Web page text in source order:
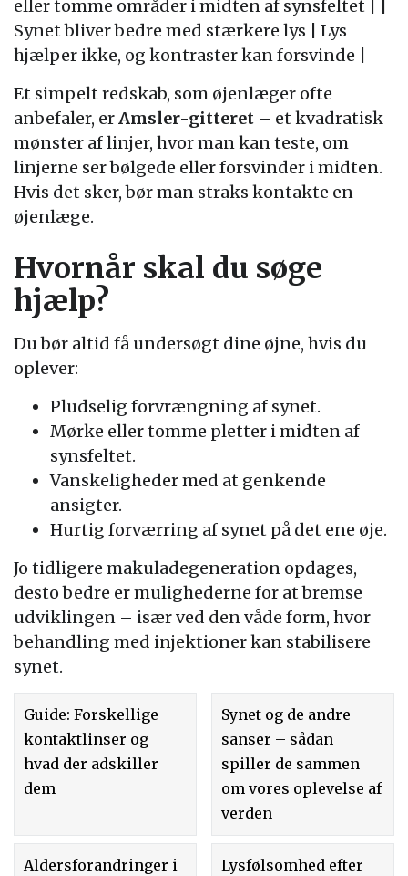
eller tomme områder i midten af synsfeltet | |
Synet bliver bedre med stærkere lys | Lys
hjælper ikke, og kontraster kan forsvinde |
Et simpelt redskab, som øjenlæger ofte
anbefaler, erAmsler-gitteret – et kvadratisk
mønster af linjer, hvor man kan teste, om
linjerne ser bølgede eller forsvinder i midten.
Hvis det sker, bør man straks kontakte en
øjenlæge.
Hvornår skal du søge
hjælp?
Du bør altid få undersøgt dine øjne, hvis du
oplever:
Pludselig forvrængning af synet.
Mørke eller tomme pletter i midten af
synsfeltet.
Vanskeligheder med at genkende
ansigter.
Hurtig forværring af synet på det ene øje.
Jo tidligere makuladegeneration opdages,
desto bedre er mulighederne for at bremse
udviklingen – især ved den våde form, hvor
behandling med injektioner kan stabilisere
synet.
Guide: Forskellige
kontaktlinser og
hvad der adskiller
dem
Synet og de andre
sanser – sådan
spiller de sammen
om vores oplevelse af
verden
Aldersforandringer i
Lysfølsomhed efter